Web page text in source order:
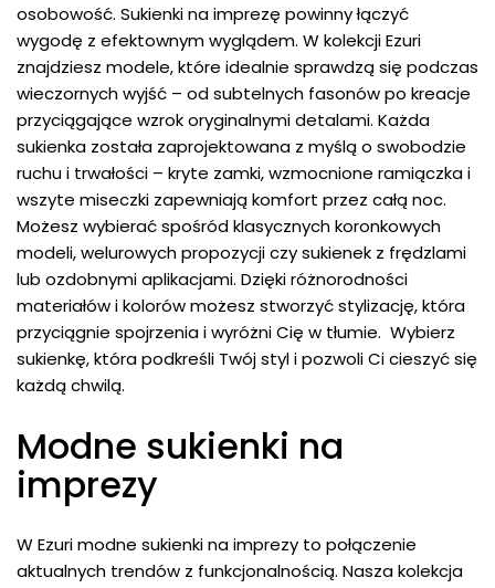
osobowość. Sukienki na imprezę powinny łączyć
wygodę z efektownym wyglądem. W kolekcji Ezuri
znajdziesz modele, które idealnie sprawdzą się podczas
wieczornych wyjść – od subtelnych fasonów po kreacje
przyciągające wzrok oryginalnymi detalami. Każda
sukienka została zaprojektowana z myślą o swobodzie
ruchu i trwałości – kryte zamki, wzmocnione ramiączka i
wszyte miseczki zapewniają komfort przez całą noc.
Możesz wybierać spośród klasycznych koronkowych
modeli, welurowych propozycji czy sukienek z frędzlami
lub ozdobnymi aplikacjami. Dzięki różnorodności
materiałów i kolorów możesz stworzyć stylizację, która
przyciągnie spojrzenia i wyróżni Cię w tłumie. Wybierz
sukienkę, która podkreśli Twój styl i pozwoli Ci cieszyć się
każdą chwilą.
Modne sukienki na
imprezy
W Ezuri modne sukienki na imprezy to połączenie
aktualnych trendów z funkcjonalnością. Nasza kolekcja